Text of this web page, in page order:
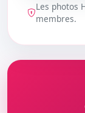
DÉBLOQUER
Les photos
membres.